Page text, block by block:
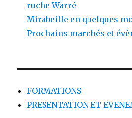
ruche Warré
Mirabeille en quelques
Prochains marchés et
FORMATIONS
PRESENTATION ET